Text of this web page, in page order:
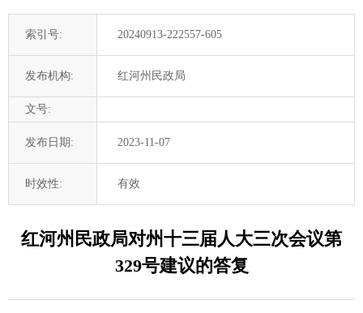
索引号: 20240913-222557-605
发布机构: 红河州民政局
文号:
发布日期: 2023-11-07
时效性: 有效
红河州民政局对州十三届人大三次会议第
329号建议的答复